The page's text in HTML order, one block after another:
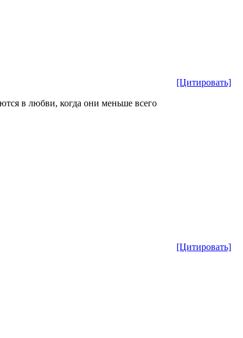
[Цитировать]
в любви, когда они меньше всего
[Цитировать]